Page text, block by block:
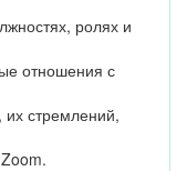
ролях и
отношения с
стремлений,